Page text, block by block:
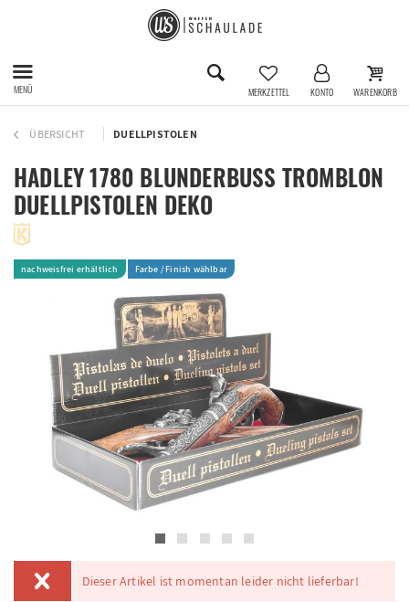
MENÜ MERKZETTEL KONTO WARENKORB
ÜBERSICHT DUELLPISTOLEN
HADLEY 1780 BLUNDERBUSS TROMBLON
DUELLPISTOLEN DEKO
nachweisfrei erhältlich Farbe / Finish wählbar
Dieser Artikel ist momentan leider nicht lieferbar!